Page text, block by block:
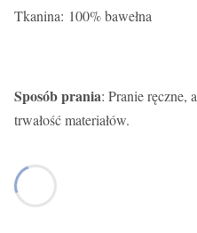
Tkanina: 100% bawełna
Sposób prania: Pranie ręczne,
trwałość materiałów.